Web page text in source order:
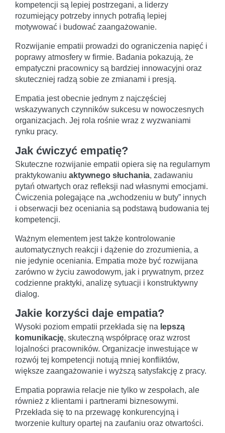
kompetencji są lepiej postrzegani, a liderzy
rozumiejący potrzeby innych potrafią lepiej
motywować i budować zaangażowanie.
Rozwijanie empatii prowadzi do ograniczenia napięć i
poprawy atmosfery w firmie. Badania pokazują, że
empatyczni pracownicy są bardziej innowacyjni oraz
skuteczniej radzą sobie ze zmianami i presją.
Empatia jest obecnie jednym z najczęściej
wskazywanych czynników sukcesu w nowoczesnych
organizacjach. Jej rola rośnie wraz z wyzwaniami
rynku pracy.
Jak ćwiczyć empatię?
Skuteczne rozwijanie empatii opiera się na regularnym
praktykowaniu aktywnego słuchania, zadawaniu
pytań otwartych oraz refleksji nad własnymi emocjami.
Ćwiczenia polegające na „wchodzeniu w buty” innych
i obserwacji bez oceniania są podstawą budowania tej
kompetencji.
Ważnym elementem jest także kontrolowanie
automatycznych reakcji i dążenie do zrozumienia, a
nie jedynie oceniania. Empatia może być rozwijana
zarówno w życiu zawodowym, jak i prywatnym, przez
codzienne praktyki, analizę sytuacji i konstruktywny
dialog.
Jakie korzyści daje empatia?
Wysoki poziom empatii przekłada się na lepszą
komunikację, skuteczną współpracę oraz wzrost
lojalności pracowników. Organizacje inwestujące w
rozwój tej kompetencji notują mniej konfliktów,
większe zaangażowanie i wyższą satysfakcję z pracy.
Empatia poprawia relacje nie tylko w zespołach, ale
również z klientami i partnerami biznesowymi.
Przekłada się to na przewagę konkurencyjną i
tworzenie kultury opartej na zaufaniu oraz otwartości.